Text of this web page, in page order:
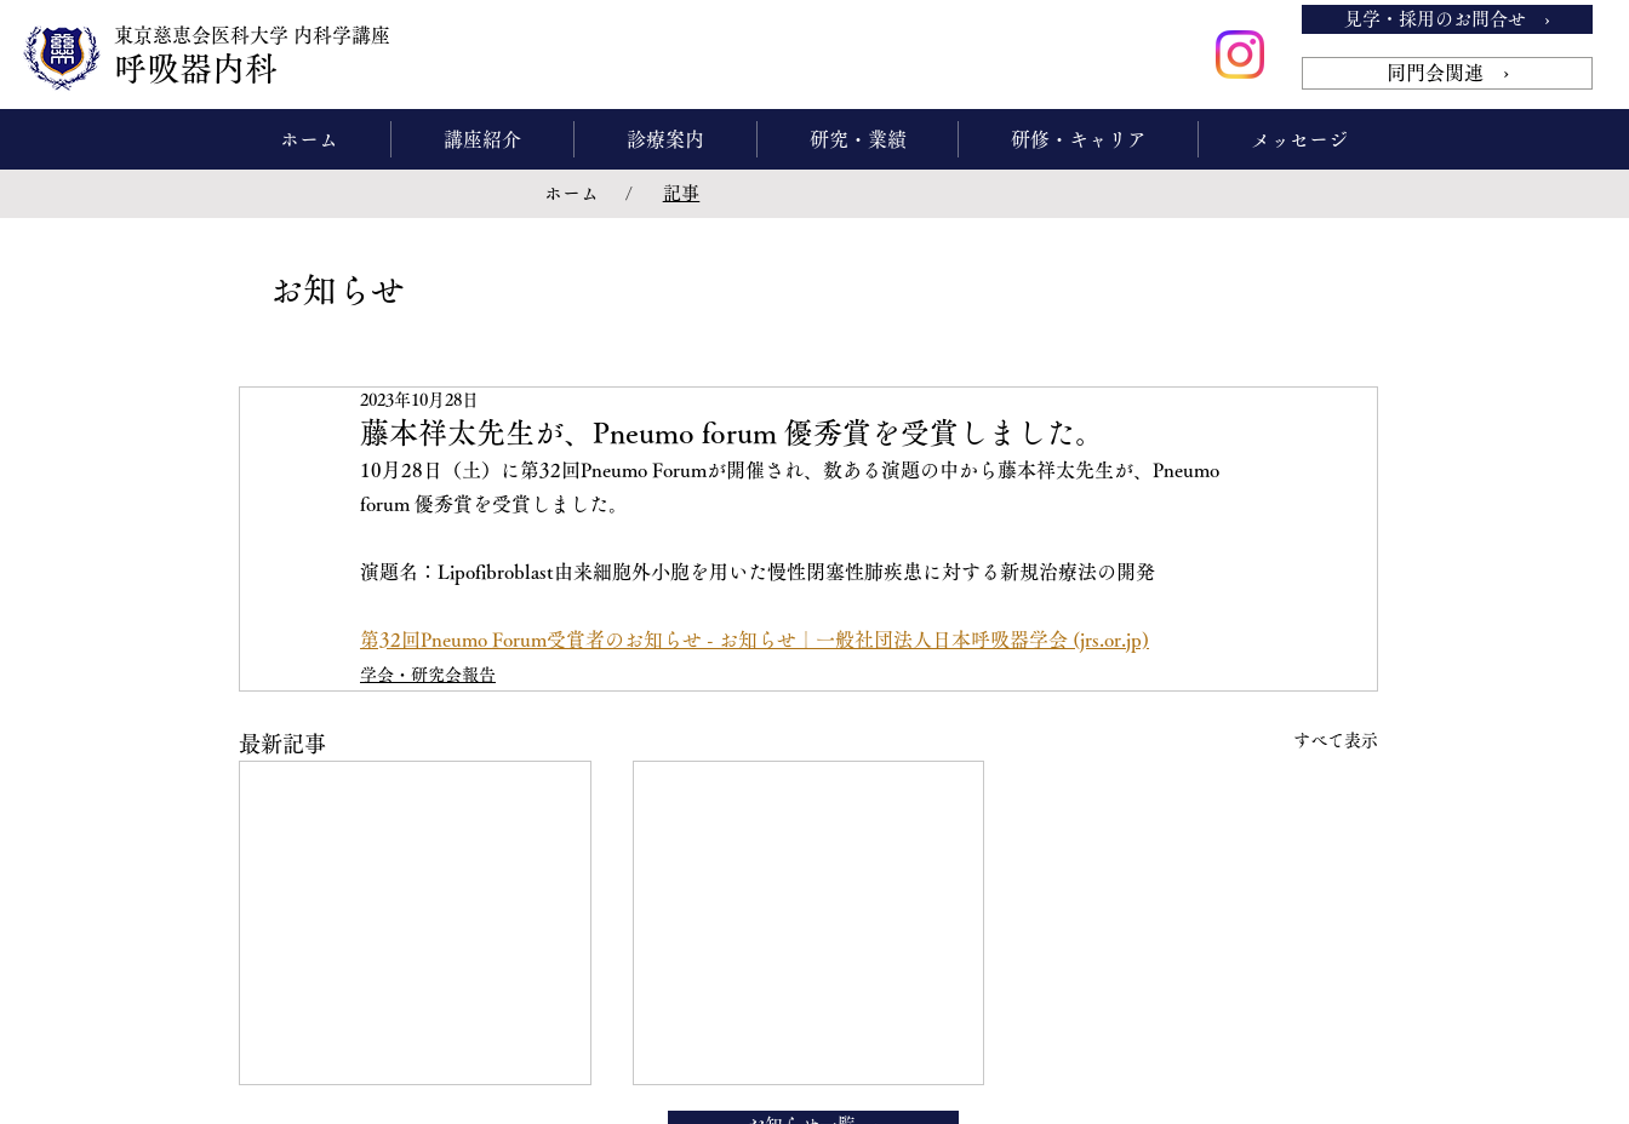
呼吸器内科
東京慈恵会医科大学 内科学講座
見学・採用のお問合せ ›
同門会関連 ›
ホーム 講座紹介 診療案内 研究・業績 研修・キャリア メッセージ
ホーム / 記事
​お知らせ
藤本祥太先生が、Pneumo forum 優秀賞を受賞しました。
2023年10月28日
10月28日（土）に第32回Pneumo Forumが開催され、数ある演題の中から藤本祥太先生が、Pneumo
forum 優秀賞を受賞しました。
演題名：Lipofibroblast由来細胞外小胞を用いた慢性閉塞性肺疾患に対する新規治療法の開発
第32回Pneumo Forum受賞者のお知らせ - お知らせ｜一般社団法人日本呼吸器学会 (jrs.or.jp)
学会・研究会報告
最新記事 すべて表示